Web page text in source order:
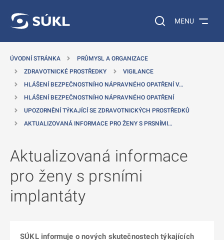
Vyhledávání na
MENU
ÚVODNÍ STRÁNKA
PRŮMYSL A ORGANIZACE
ZDRAVOTNICKÉ PROSTŘEDKY
VIGILANCE
HLÁŠENÍ BEZPEČNOSTNÍHO NÁPRAVNÉHO OPATŘENÍ V…
HLÁŠENÍ BEZPEČNOSTNÍHO NÁPRAVNÉHO OPATŘENÍ
UPOZORNĚNÍ TÝKAJÍCÍ SE ZDRAVOTNICKÝCH PROSTŘEDKŮ
AKTUALIZOVANÁ INFORMACE PRO ŽENY S PRSNÍMI…
Aktualizovaná informace
pro ženy s prsními
implantáty
SÚKL informuje o nových skutečnostech týkajících